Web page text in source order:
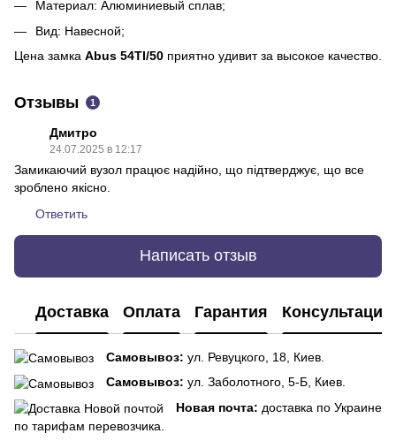
Материал: Алюминиевый сплав;
Вид: Навесной;
Цена замка Abus 54TI/50 приятно удивит за высокое качество.
Отзывы 1
Дмитро
24.07.2025 в 12:17
Замикаючий вузол працює надійно, що підтверджує, що все
зроблено якісно.
Ответить
Написать отзыв
Доставка Оплата Гарантия Консультация
Самовывоз: ул. Ревуцкого, 18, Киев.
Самовывоз: ул. Заболотного, 5-Б, Киев.
Новая почта: доставка по Украине
по тарифам перевозчика.